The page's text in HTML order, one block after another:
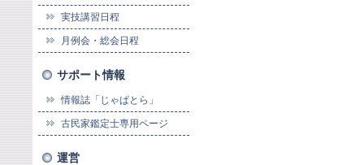
実技講習日程
月例会・総会日程
サポート情報
情報誌「じゃぱとら」
古民家鑑定士専用ページ
運営